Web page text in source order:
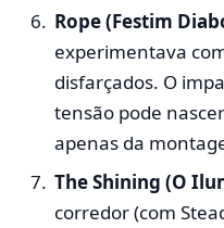
Rope (Festim
experimentava
disfarçados. O
tensão pode
apenas da
The Shining (O
corredor (com